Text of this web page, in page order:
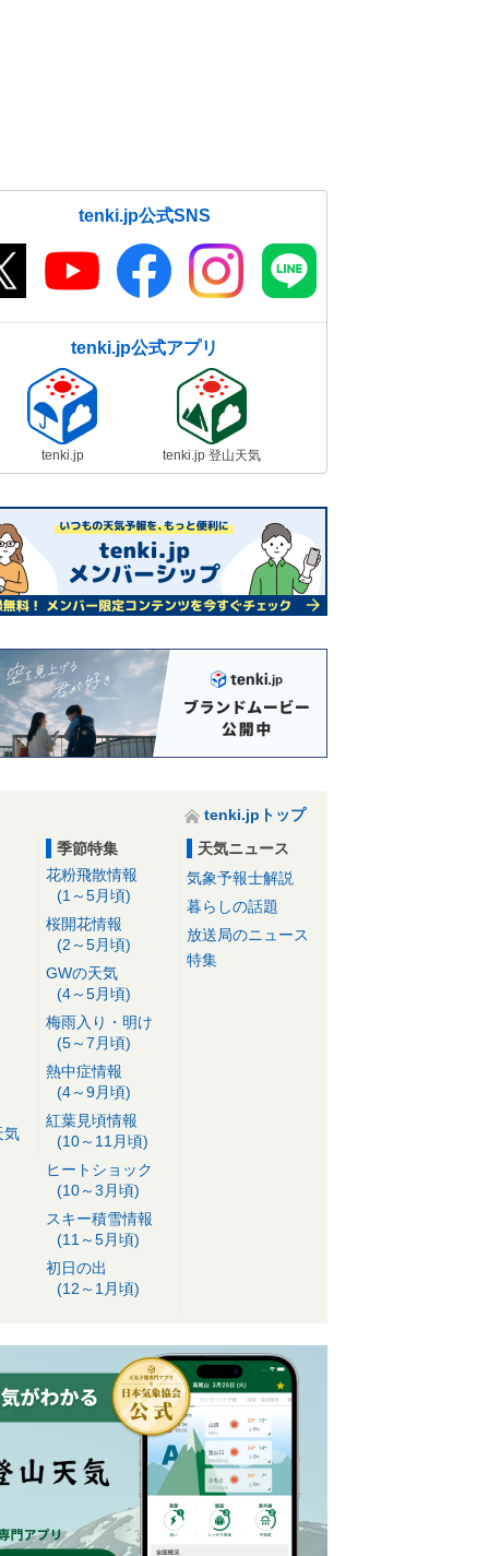
tenki.jp公式SNS
tenki.jp公式アプリ
tenki.jp tenki.jp 登山天気
tenki.jpトップ
気
季節特集
花粉飛散情報
(1～5月頃)
桜開花情報
(2～5月頃)
GWの天気
(4～5月頃)
梅雨入り・明け
(5～7月頃)
熱中症情報
(4～9月頃)
紅葉見頃情報
(10～11月頃)
ヒートショック
(10～3月頃)
スキー積雪情報
(11～5月頃)
初日の出
(12～1月頃)
天気ニュース
気象予報士解説
暮らしの話題
放送局のニュース
特集